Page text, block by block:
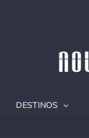
DESTINOS